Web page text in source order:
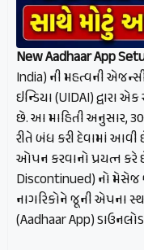
New Aadhaar App
India) ની મહત્વની
ઇન્ડિયા (UIDAI) દ્વારા
છે. આ માહિતી અનુસાર,
રીતે બંધ કરી દેવામાં
ઓપન કરવાનો પ્રયત્ન કરે
Discontinued) નો મેસેજ
નાગરિકોને જૂની એપના
(Aadhaar App)